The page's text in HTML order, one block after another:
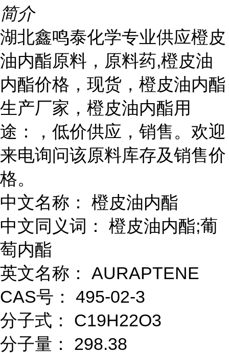
简介
湖北鑫鸣泰化学专业供应橙皮
油内酯原料，原料药,橙皮油
内酯价格，现货，橙皮油内酯
生产厂家，橙皮油内酯用
途：，低价供应，销售。欢迎
来电询问该原料库存及销售价
格。
中文名称： 橙皮油内酯
中文同义词： 橙皮油内酯;葡
萄内酯
英文名称： AURAPTENE
CAS号： 495-02-3
分子式： C19H22O3
分子量： 298.38